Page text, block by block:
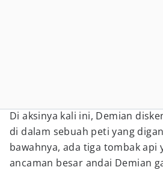
Di aksinya kali ini, Demian
di dalam sebuah peti yang
bawahnya, ada tiga tombak api
ancaman besar andai Demian